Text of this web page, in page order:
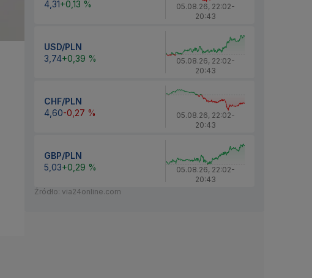
4,31+0,13 % 05.08.26, 22:02-
20:43
USD/PLN
3,74+0,39 % 05.08.26, 22:02-
20:43
CHF/PLN
4,60-0,27 % 05.08.26, 22:02-
20:43
GBP/PLN
5,03+0,29 % 05.08.26, 22:02-
20:43
Źródło: via24online.com